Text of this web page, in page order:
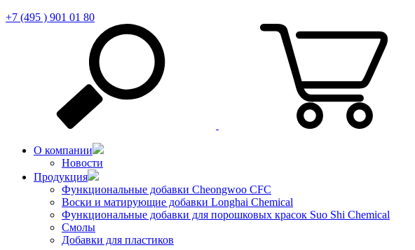
+7 (495 ) 901 01 80
О компании
Новости
Продукция
Функциональные добавки Cheongwoo СFC
Воски и матирующие добавки Longhai Chemical
Функциональные добавки для порошковых красок Suo Shi Chemical
Смолы
Добавки для пластиков